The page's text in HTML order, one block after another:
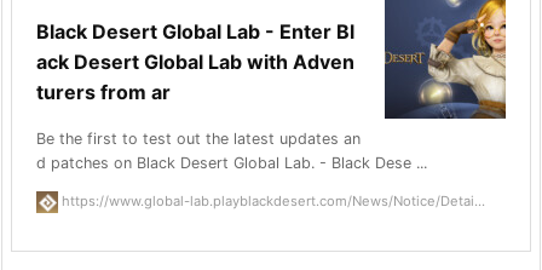
Black Desert Global Lab - Enter Bl
ack Desert Global Lab with Adven
turers from ar
Be the first to test out the latest updates an
d patches on Black Desert Global Lab. - Black Dese ...
https://www.global-lab.playblackdesert.com/News/Notice/Detai...